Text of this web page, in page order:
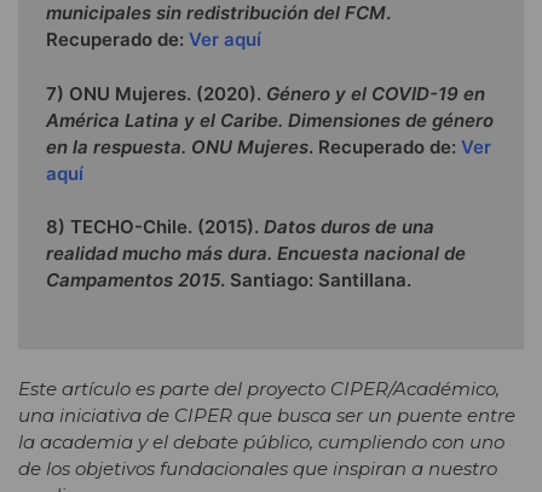
municipales sin redistribución del FCM.
Recuperado de: Ver aquí
7) ONU Mujeres. (2020). Género y el COVID-19 en
América Latina y el Caribe. Dimensiones de género
en la respuesta. ONU Mujeres. Recuperado de: Ver
aquí
8) TECHO-Chile. (2015). Datos duros de una
realidad mucho más dura. Encuesta nacional de
Campamentos 2015. Santiago: Santillana.
Este artículo es parte del proyecto CIPER/Académico,
una iniciativa de CIPER que busca ser un puente entre
la academia y el debate público, cumpliendo con uno
de los objetivos fundacionales que inspiran a nuestro